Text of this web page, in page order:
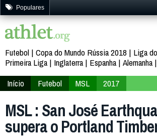
Populares
Futebol Copa do Mundo Rússia 2018
Liga
Primeira Liga
Inglaterra Espanha Alemanha
Início
Futebol MSL 2017
MSL : San José
supera o Portland